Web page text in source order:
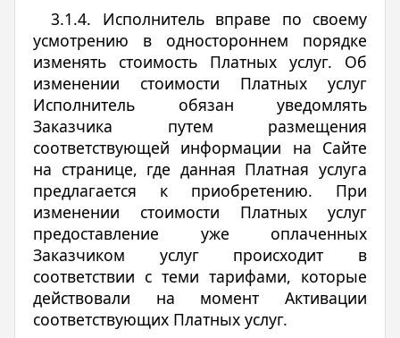
3.1.4. Исполнитель вправе по своему
усмотрению в одностороннем порядке
изменять стоимость Платных услуг. Об
изменении стоимости Платных услуг
Исполнитель обязан уведомлять
Заказчика путем размещения
соответствующей информации на Сайте
на странице, где данная Платная услуга
предлагается к приобретению. При
изменении стоимости Платных услуг
предоставление уже оплаченных
Заказчиком услуг происходит в
соответствии с теми тарифами, которые
действовали на момент Активации
соответствующих Платных услуг.